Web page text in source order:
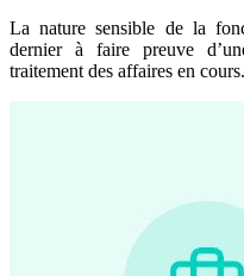
La nature sensible de la
dernier à faire preuve
traitement des affaires en cours.